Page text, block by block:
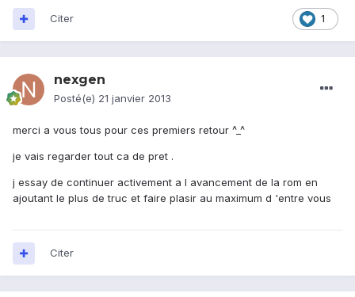
1
Citer
nexgen
Posté(e) 21 janvier 2013
merci a vous tous pour ces premiers retour ^_^
je vais regarder tout ca de pret .
j essay de continuer activement a l avancement de la rom en
ajoutant le plus de truc et faire plasir au maximum d 'entre vous
Citer